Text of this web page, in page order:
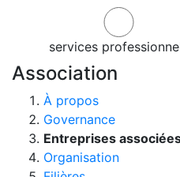
services
Association
À propos
Governance
Entreprises
Organisation